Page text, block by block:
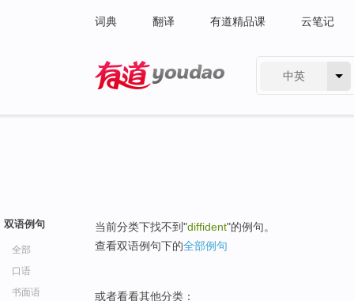
词典 翻译 有道精品课 云笔记
中英
双语例句
全部
口语
书面语
当前分类下找不到"diffident"的例句。
查看双语例句下的全部例句
或者看看其他分类：